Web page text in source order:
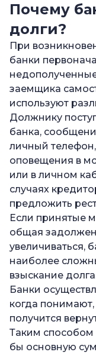
Почему
долги?
При
банки
заемщика
используют
Должнику
банка,
личный телефон,
оповещения в
или в личном
случаях
предложить
Если принятые
общая
увеличиваться,
наиболее
взыскание
Банки
когда
получится
Таким способом
бы основную